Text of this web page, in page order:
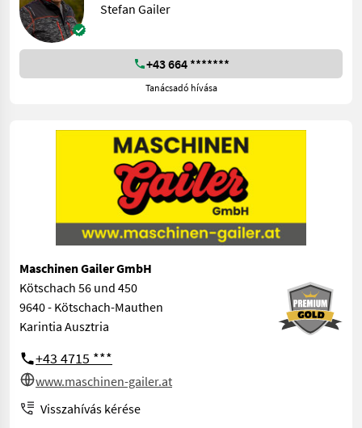
Stefan Gailer
+43 664 *******
Tanácsadó hívása
Maschinen Gailer GmbH
Kötschach 56 und 450
9640 - Kötschach-Mauthen
Karintia Ausztria
+43 4715 ***
www.maschinen-gailer.at
Visszahívás kérése